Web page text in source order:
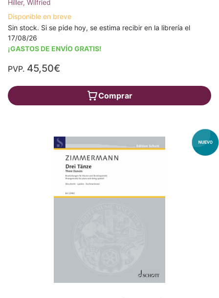
Hiller, Wilfried
Disponible en breve
Sin stock. Si se pide hoy, se estima recibir en la librería el
17/08/26
¡GASTOS DE ENVÍO GRATIS!
PVP. 45,50€
Comprar